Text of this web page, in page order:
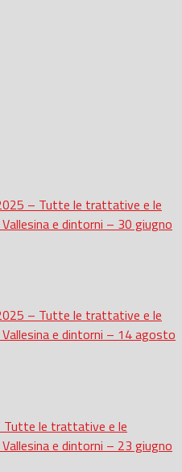
– Tutte le trattative e le
e dintorni – 30 giugno
– Tutte le trattative e le
e dintorni – 14 agosto
Tutte le trattative e le
e dintorni – 23 giugno